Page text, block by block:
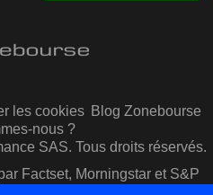
les cookies Blog Zonebourse
nous ?
SAS. Tous droits réservés.
Factset, Morningstar et S&P